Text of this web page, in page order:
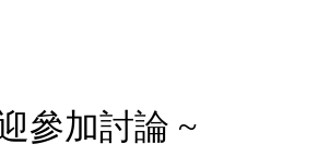
參加討論 ~